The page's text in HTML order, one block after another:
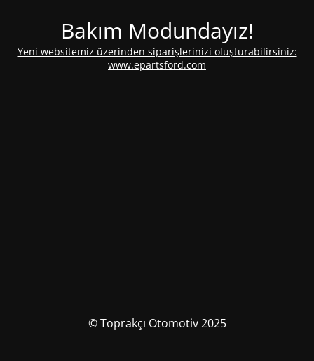
Bakım Modundayız!
Yeni websitemiz üzerinden siparişlerinizi oluşturabilirsiniz:
www.epartsford.com
© Toprakçı Otomotiv 2025